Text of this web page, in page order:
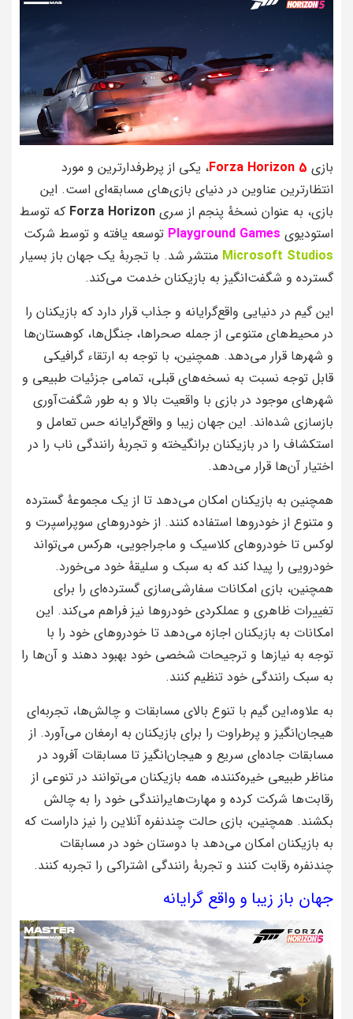
بازی Forza Horizon 5، یکی از پرطرفدارترین و مورد
انتظارترین عناوین در دنیای بازی‌های مسابقه‌ای است. این
بازی، به عنوان نسخهٔ پنجم از سری Forza Horizon که توسط
استودیوی Playground Games توسعه یافته و توسط شرکت
Microsoft Studios منتشر شد. با تجربهٔ یک جهان باز بسیار
گسترده و شگفت‌انگیز به بازیکنان خدمت می‌کند.
این گیم در دنیایی واقع‌گرایانه و جذاب قرار دارد که بازیکنان را
در محیط‌های متنوعی از جمله صحراها، جنگل‌ها، کوهستان‌ها
و شهرها قرار می‌دهد. همچنین، با توجه به ارتقاء گرافیکی
قابل توجه نسبت به نسخه‌های قبلی، تمامی جزئیات طبیعی و
شهرهای موجود در بازی با واقعیت بالا و به طور شگفت‌آوری
بازسازی شده‌اند. این جهان زیبا و واقع‌گرایانه حس تعامل و
استکشاف را در بازیکنان برانگیخته و تجربهٔ رانندگی ناب را در
اختیار آن‌ها قرار می‌دهد.
همچنین به بازیکنان امکان می‌دهد تا از یک مجموعهٔ گسترده
و متنوع از خودروها استفاده کنند. از خودروهای سوپراسپرت و
لوکس تا خودروهای کلاسیک و ماجراجویی، هرکس می‌تواند
خودرویی را پیدا کند که به سبک و سلیقهٔ خود می‌خورد.
همچنین، بازی امکانات سفارشی‌سازی گسترده‌ای را برای
تغییرات ظاهری و عملکردی خودروها نیز فراهم می‌کند. این
امکانات به بازیکنان اجازه می‌دهد تا خودروهای خود را با
توجه به نیازها و ترجیحات شخصی خود بهبود دهند و آن‌ها را
به سبک رانندگی خود تنظیم کنند.
به علاوه،این گیم با تنوع بالای مسابقات و چالش‌ها، تجربه‌ای
هیجان‌انگیز و پرطراوت را برای بازیکنان به ارمغان می‌آورد. از
مسابقات جاده‌ای سریع و هیجان‌انگیز تا مسابقات آفرود در
مناظر طبیعی خیره‌کننده، همه بازیکنان می‌توانند در تنوعی از
رقابت‌ها شرکت کرده و مهارت‌هایرانندگی خود را به چالش
بکشند. همچنین، بازی حالت چندنفره آنلاین را نیز داراست که
به بازیکنان امکان می‌دهد با دوستان خود در مسابقات
چندنفره رقابت کنند و تجربهٔ رانندگی اشتراکی را تجربه کنند.
جهان باز زیبا و واقع گرایانه